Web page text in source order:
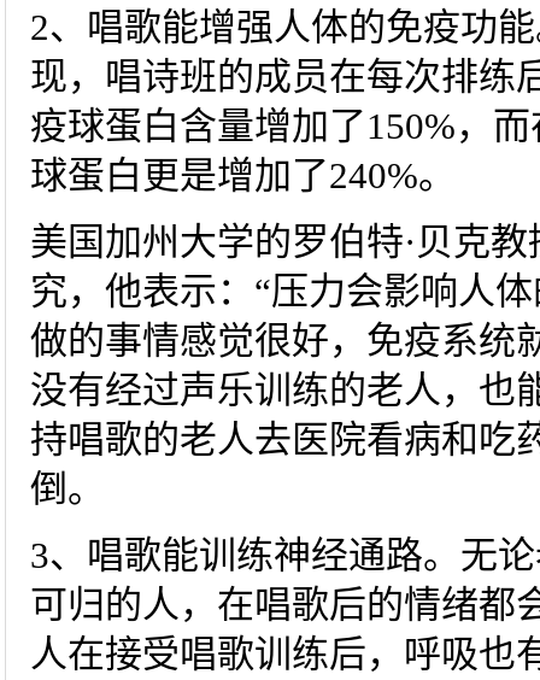
2、唱歌能增强人体的免疫功
现，唱诗班的成员在每次排练
疫球蛋白含量增加了150%，
球蛋白更是增加了240%。
美国加州大学的罗伯特·贝克
究，他表示：“压力会影响人
做的事情感觉很好，免疫系统
没有经过声乐训练的老人，也
持唱歌的老人去医院看病和吃
倒。
3、唱歌能训练神经通路。无
可归的人，在唱歌后的情绪都
人在接受唱歌训练后，呼吸也